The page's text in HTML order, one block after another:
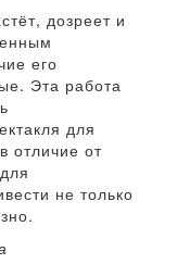
дозреет и
его
Эта работа
для
отличие от
не только